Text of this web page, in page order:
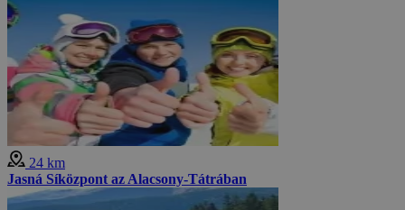
24 km
Jasná Síközpont az Alacsony-Tátrában